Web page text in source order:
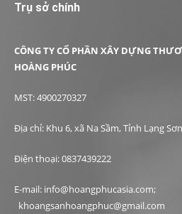
Trụ sở chính
CÔNG TY CỔ PHẦN XÂY DỰNG
HOÀNG PHÚC
MST: 4900270327
Địa chỉ: Khu 6, xã Na Sầm, Tỉnh Lạng
Điện thoại: 0837439222
E-mail: info@hoangphucasia.com;
khoangsanhoangphuc@gmail.com